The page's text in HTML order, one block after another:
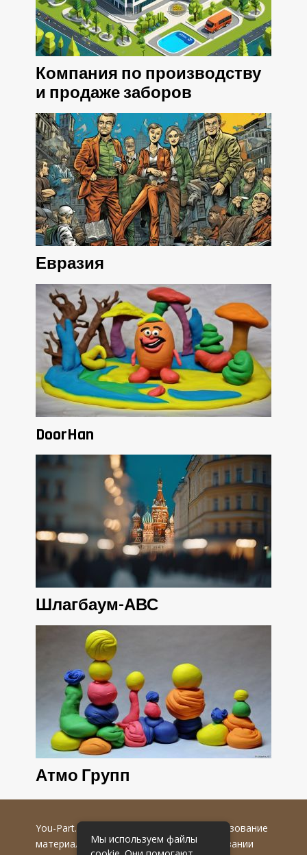
Компания по производству
и продаже заборов
Евразия
DoorHan
Шлагбаум-АВС
Атмо Групп
You-Part.ru
© 2016-2022 гг. Любое использование
материалов допускается только при указании
Мы используем файлы